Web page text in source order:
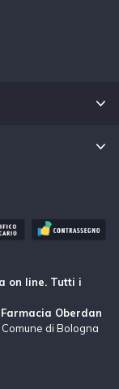
on line. Tutti i
Farmacia Oberdan
di Bologna